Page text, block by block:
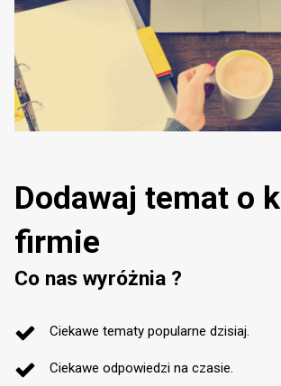
Dodawaj temat o
firmie
Co nas wyróżnia ?
Ciekawe tematy popularne dzisiaj.
Ciekawe odpowiedzi na czasie.